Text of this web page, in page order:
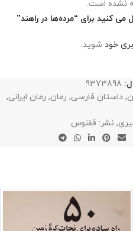
نشده است.
می کنید برای “مرده‌ها در راهند”
خود شوید.
9373898
, داستان فارسی, رمان, رمان ایرانی,
, نشر: ققنوس